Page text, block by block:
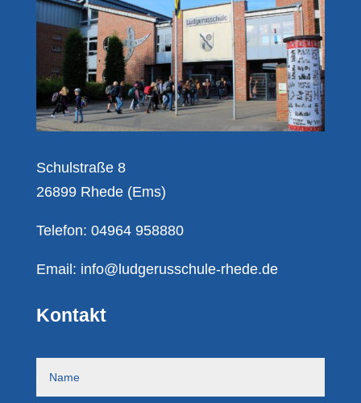
Schulstraße 8
26899 Rhede (Ems)
Telefon: 04964 958880
Email: info@ludgerusschule-rhede.de
Kontakt